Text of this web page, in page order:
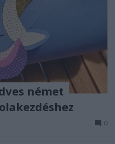
német
0